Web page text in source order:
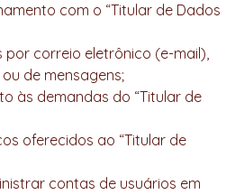
com o “Titular de Dados
por correio eletrônico (e-mail),
de mensagens;
às demandas do “Titular de
oferecidos ao “Titular de
contas de usuários em